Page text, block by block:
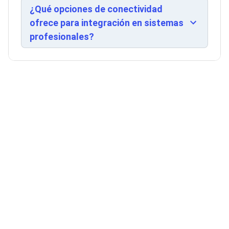
Ventiladores
Unidades de Disco
Quemadores de DVD
Desktop y Portátiles
Accesorios para Laptops
Cargadores
modo de ahorro de 315W y bajo nivel de ruido de
39 dB, ideal para ambientes de trabajo
concentrado. Incluye mando a distancia
alámbrico, pilas y cable de corriente. Compatible
¿Qué opciones de conectividad
ofrece para integración en sistemas
profesionales?